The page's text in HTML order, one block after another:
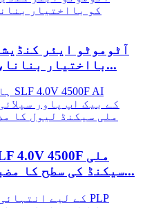
بااختیار بنانا، ایک نئے دور کو کھولنا...
سیکنڈ کی سطح کا مضبوط پی آر فراہم کرتا ہے...